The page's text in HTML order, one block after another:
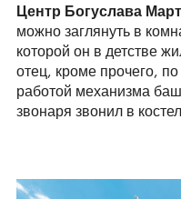
Центр Богуслава
можно заглянуть в
которой он в детстве
отец, кроме прочего,
работой механизма
звонаря звонил в